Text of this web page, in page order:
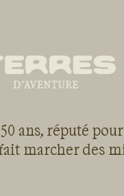
ans, réputé
marcher des